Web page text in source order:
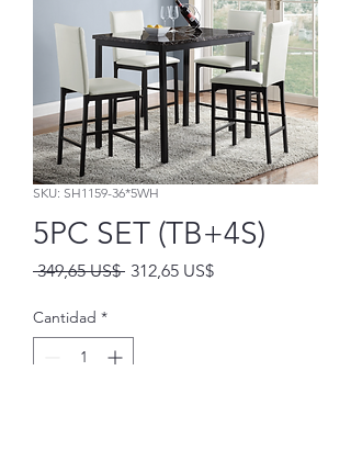
SKU: SH1159-36*5WH
5PC SET (TB+4S)
349,65 US$ Precio
312,65 US$Precio
Cantidad *